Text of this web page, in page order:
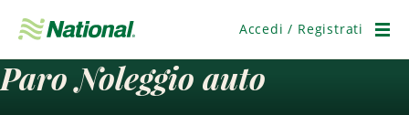
navigazione
Accedi / Registrati
Paro Noleggio auto